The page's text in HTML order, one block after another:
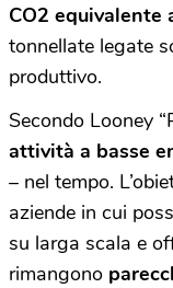
CO2 equivalente
tonnellate legate
produttivo.
Secondo Looney
attività a basse
– nel tempo.
aziende in cui
su larga scala e
rimangono